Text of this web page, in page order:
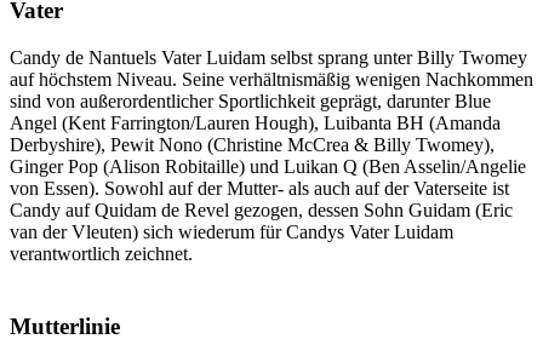
Vater
Candy de Nantuels Vater Luidam selbst sprang unter Billy Twomey
auf höchstem Niveau. Seine verhältnismäßig wenigen Nachkommen
sind von außerordentlicher Sportlichkeit geprägt, darunter Blue
Angel (Kent Farrington/Lauren Hough), Luibanta BH (Amanda
Derbyshire), Pewit Nono (Christine McCrea & Billy Twomey),
Ginger Pop (Alison Robitaille) und Luikan Q (Ben Asselin/Angelie
von Essen). Sowohl auf der Mutter- als auch auf der Vaterseite ist
Candy auf Quidam de Revel gezogen, dessen Sohn Guidam (Eric
van der Vleuten) sich wiederum für Candys Vater Luidam
verantwortlich zeichnet.
Mutterlinie